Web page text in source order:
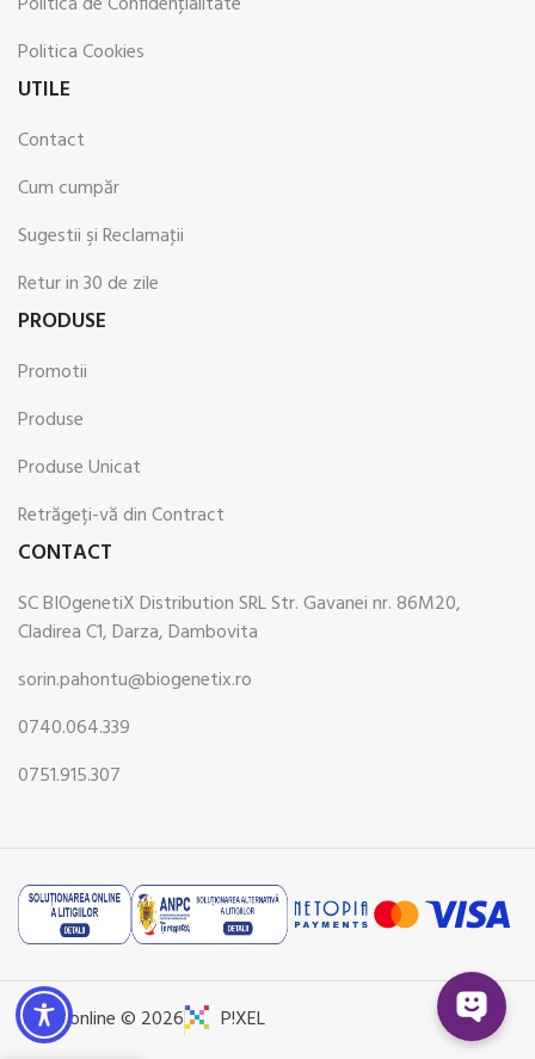
Politica Cookies
UTILE
Contact
Cum cumpăr
Sugestii şi Reclamaţii
Retur in 30 de zile
PRODUSE
Promotii
Produse
Produse Unicat
Retrăgeți-vă din Contract
CONTACT
SC BIOgenetiX Distribution SRL Str. Gavanei nr. 86M20,
Cladirea C1, Darza, Dambovita
sorin.pahontu@biogenetix.ro
0740.064.339
0751.915.307
Pharmonline © 2026 P!XEL